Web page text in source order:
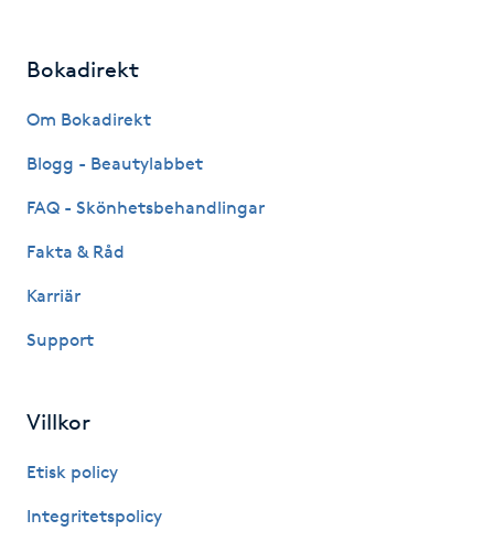
Fransk manikyr
Frekvensterapi
Färgning
Bokadirekt
Om Bokadirekt
Blogg - Beautylabbet
FAQ - Skönhetsbehandlingar
Fakta & Råd
Karriär
Support
Villkor
Etisk policy
Integritetspolicy